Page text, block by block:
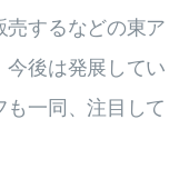
売するなどの東ア
今後は発展してい
一同、注目して